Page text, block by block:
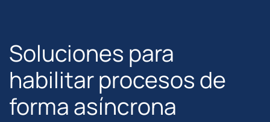
Soluciones para
habilitar procesos de
forma asíncrona